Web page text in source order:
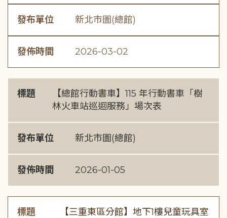
發布單位 新北市圖(總館)
發佈時間 2026-03-02
標題
【總館行動書車】115 年行動書車「樹
林火車站巡迴服務」場次表
發布單位 新北市圖(總館)
發佈時間 2026-01-05
標題
【三重東區分館】地下1樓兒童玩具室